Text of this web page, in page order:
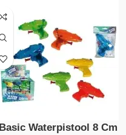
Basic Waterpistool 8 Cm